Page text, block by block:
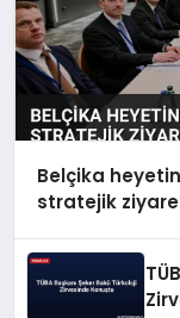
Belçika
stratejik